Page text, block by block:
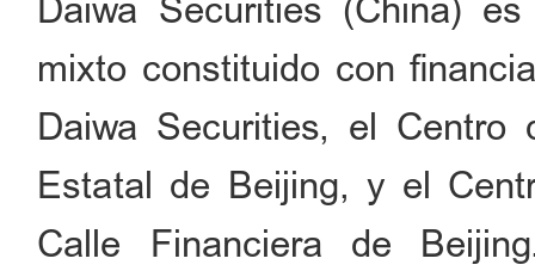
Daiwa Securities (China)
mixto constituido con
Daiwa Securities, el
Estatal de Beijing, y el
Calle Financiera de